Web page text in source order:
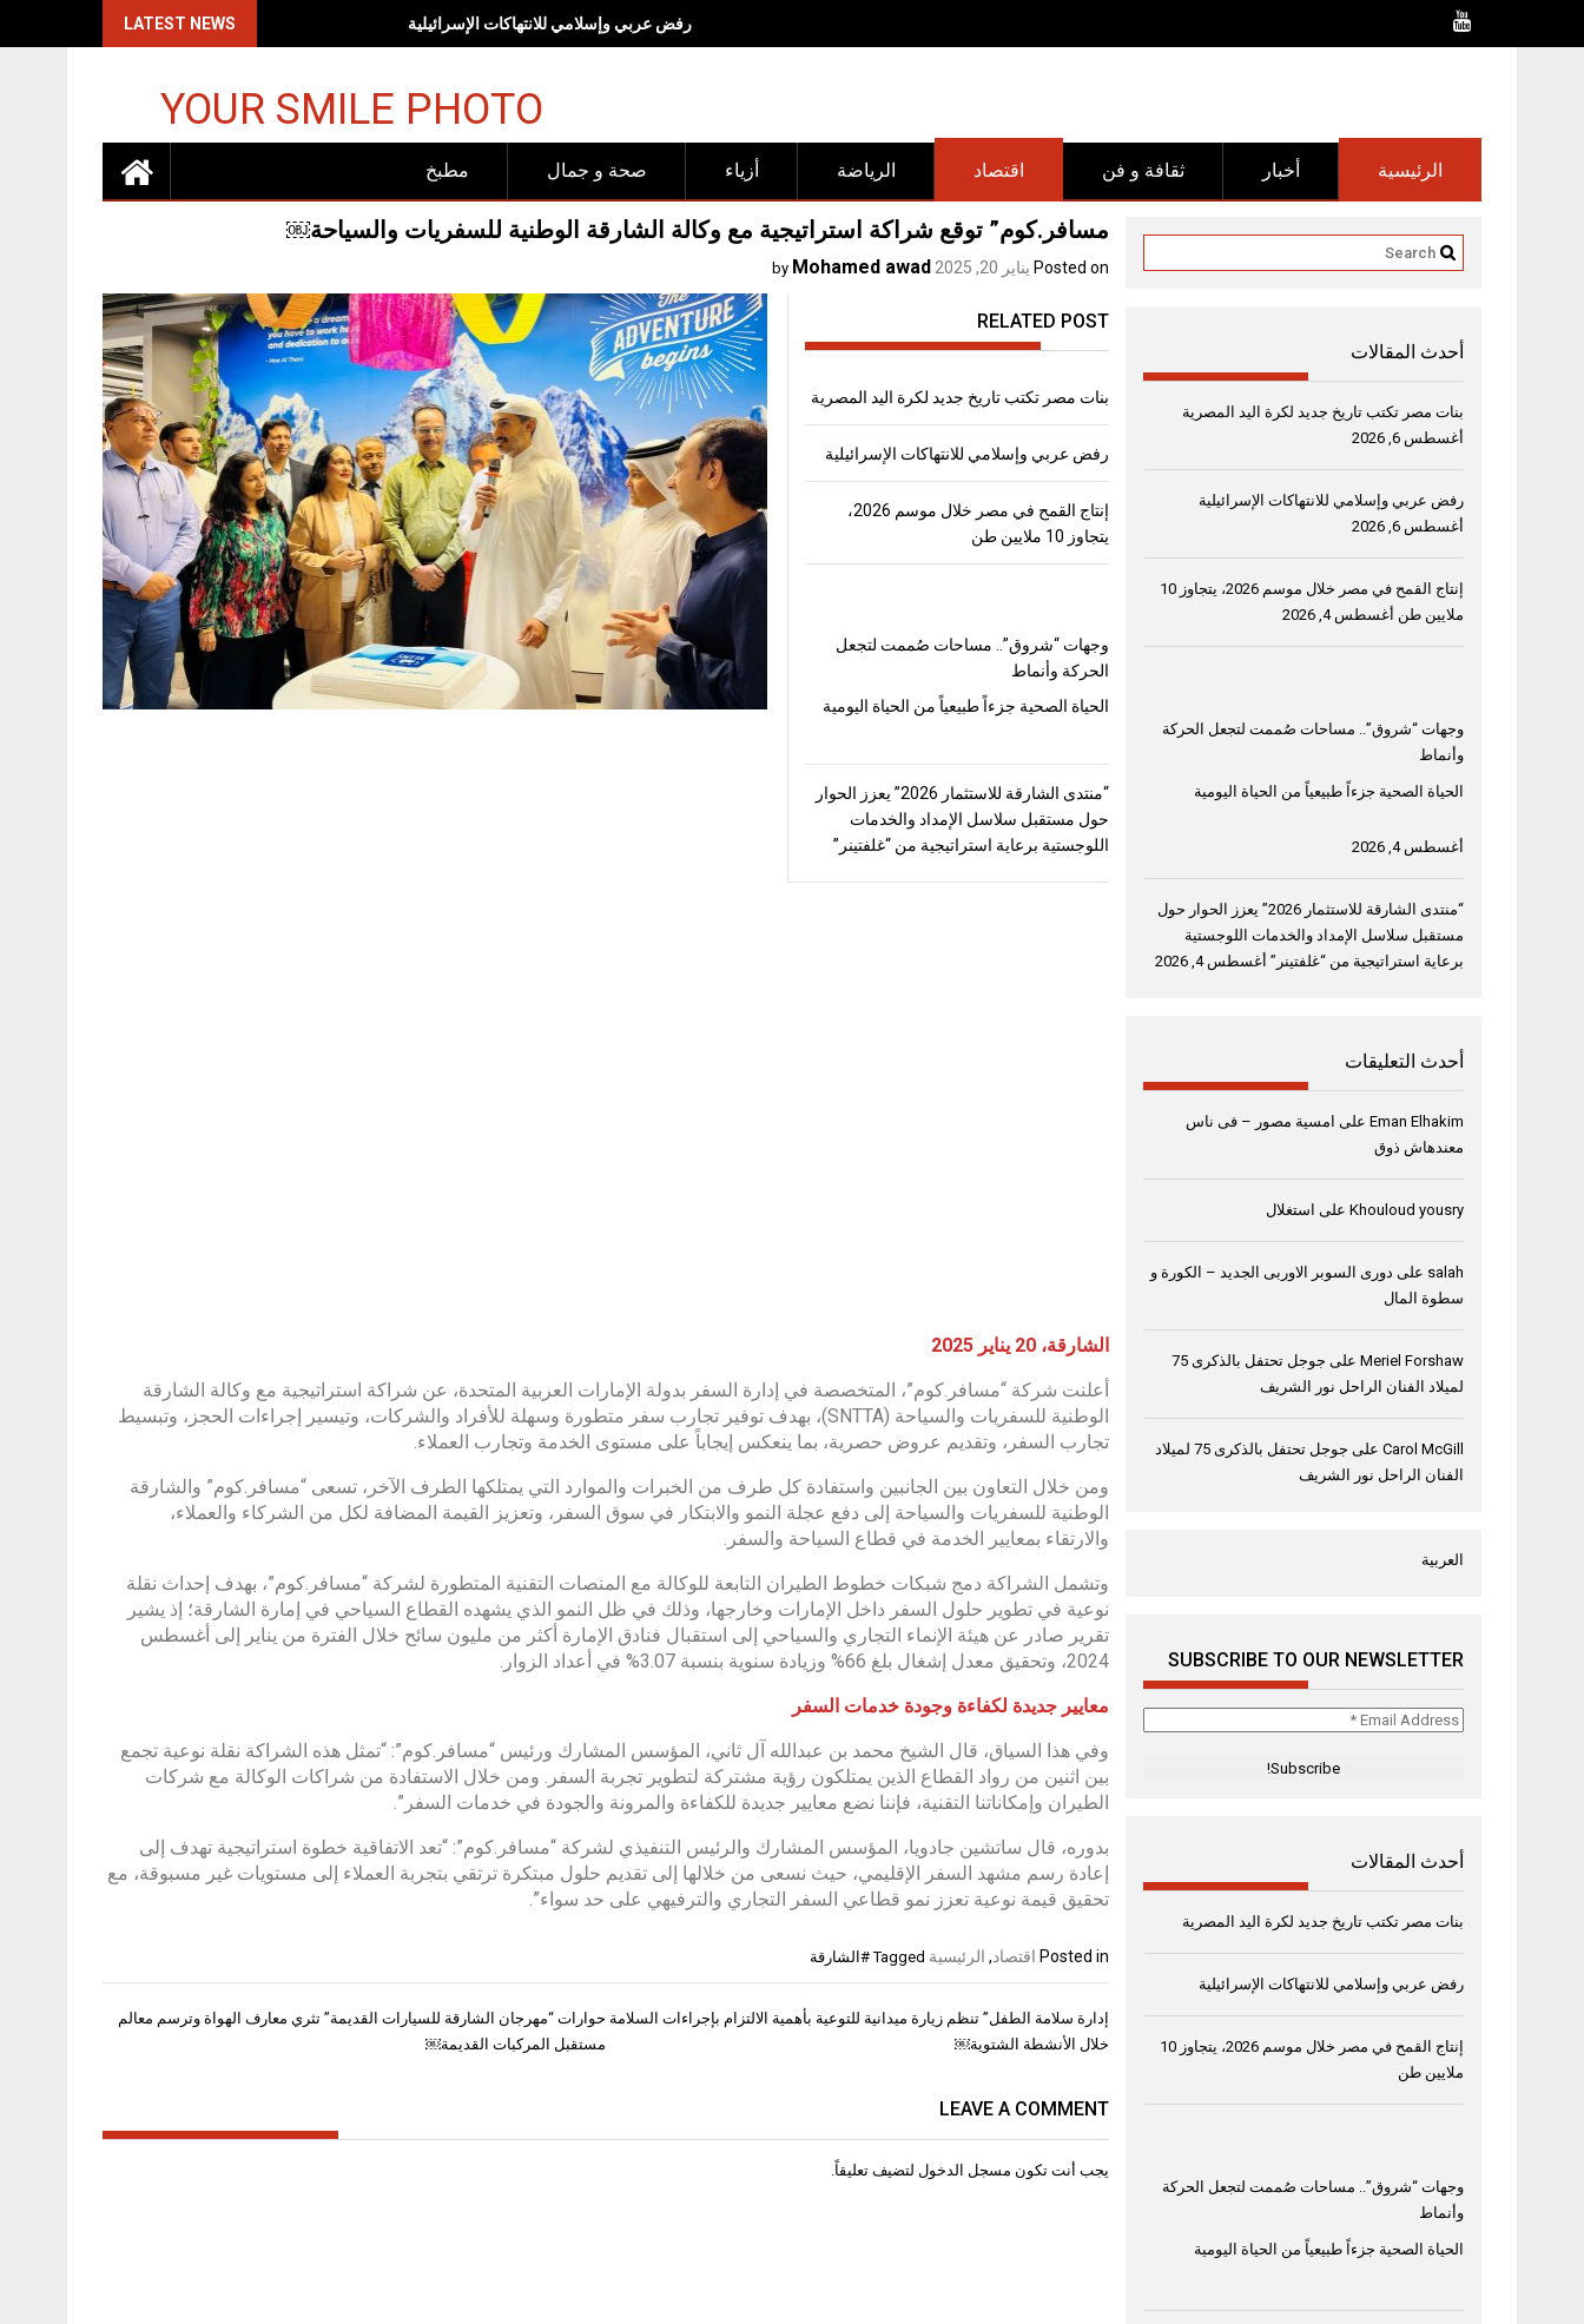
LATEST NEWS رفض عربي وإسلامي للانتهاكات الإسرائيلية
YOUR SMILE PHOTO
مطبخ صحة و جمال أزياء الرياضة اقتصاد ثقافة و فن أخبار الرئيسية
مسافر.كوم” توقع شراكة استراتيجية مع وكالة الشارقة الوطنية للسفريات والسياحة￼
Posted on يناير 20, 2025 by
Mohamed awad
RELATED POST
بنات مصر تكتب تاريخ جديد لكرة اليد المصرية
رفض عربي وإسلامي للانتهاكات الإسرائيلية
إنتاج القمح في مصر خلال موسم 2026،
يتجاوز 10 ملايين طن
وجهات “شروق”.. مساحات صُممت لتجعل
الحركة وأنماط
الحياة الصحية جزءاً طبيعياً من الحياة اليومية
“منتدى الشارقة للاستثمار 2026” يعزز الحوار
حول مستقبل سلاسل الإمداد والخدمات
اللوجستية برعاية استراتيجية من “غلفتينر”
الشارقة، 20 يناير 2025
أعلنت شركة “مسافر.كوم”، المتخصصة في إدارة السفر بدولة الإمارات العربية المتحدة، عن شراكة استراتيجية مع وكالة الشارقة
الوطنية للسفريات والسياحة (SNTTA)، بهدف توفير تجارب سفر متطورة وسهلة للأفراد والشركات، وتيسير إجراءات الحجز، وتبسيط
تجارب السفر، وتقديم عروض حصرية، بما ينعكس إيجاباً على مستوى الخدمة وتجارب العملاء.
ومن خلال التعاون بين الجانبين واستفادة كل طرف من الخبرات والموارد التي يمتلكها الطرف الآخر، تسعى “مسافر.كوم” والشارقة
الوطنية للسفريات والسياحة إلى دفع عجلة النمو والابتكار في سوق السفر، وتعزيز القيمة المضافة لكل من الشركاء والعملاء،
والارتقاء بمعايير الخدمة في قطاع السياحة والسفر.
وتشمل الشراكة دمج شبكات خطوط الطيران التابعة للوكالة مع المنصات التقنية المتطورة لشركة “مسافر.كوم”، بهدف إحداث نقلة
نوعية في تطوير حلول السفر داخل الإمارات وخارجها، وذلك في ظل النمو الذي يشهده القطاع السياحي في إمارة الشارقة؛ إذ يشير
تقرير صادر عن هيئة الإنماء التجاري والسياحي إلى استقبال فنادق الإمارة أكثر من مليون سائح خلال الفترة من يناير إلى أغسطس
2024، وتحقيق معدل إشغال بلغ 66% وزيادة سنوية بنسبة 3.07% في أعداد الزوار.
معايير جديدة لكفاءة وجودة خدمات السفر
وفي هذا السياق، قال الشيخ محمد بن عبدالله آل ثاني، المؤسس المشارك ورئيس “مسافر.كوم”: “تمثل هذه الشراكة نقلة نوعية تجمع
بين اثنين من رواد القطاع الذين يمتلكون رؤية مشتركة لتطوير تجربة السفر. ومن خلال الاستفادة من شراكات الوكالة مع شركات
الطيران وإمكاناتنا التقنية، فإننا نضع معايير جديدة للكفاءة والمرونة والجودة في خدمات السفر”.
بدوره، قال ساتشين جادويا، المؤسس المشارك والرئيس التنفيذي لشركة “مسافر.كوم”: “تعد الاتفاقية خطوة استراتيجية تهدف إلى
إعادة رسم مشهد السفر الإقليمي، حيث نسعى من خلالها إلى تقديم حلول مبتكرة ترتقي بتجربة العملاء إلى مستويات غير مسبوقة، مع
تحقيق قيمة نوعية تعزز نمو قطاعي السفر التجاري والترفيهي على حد سواء”.
Posted in اقتصاد, الرئيسية Tagged #الشارقة
تصفّح
المقالات
حوارات “مهرجان الشارقة للسيارات القديمة” تثري معارف الهواة وترسم معالم
مستقبل المركبات القديمة￼
إدارة سلامة الطفل” تنظم زيارة ميدانية للتوعية بأهمية الالتزام بإجراءات السلامة
خلال الأنشطة الشتوية￼
LEAVE A COMMENT
يجب أنت تكون مسجل الدخول لتضيف تعليقاً.
أحدث المقالات
بنات مصر تكتب تاريخ جديد لكرة اليد المصرية
أغسطس 6, 2026
رفض عربي وإسلامي للانتهاكات الإسرائيلية
أغسطس 6, 2026
إنتاج القمح في مصر خلال موسم 2026، يتجاوز 10
ملايين طن أغسطس 4, 2026
وجهات “شروق”.. مساحات صُممت لتجعل الحركة
وأنماط
الحياة الصحية جزءاً طبيعياً من الحياة اليومية
أغسطس 4, 2026
“منتدى الشارقة للاستثمار 2026” يعزز الحوار حول
مستقبل سلاسل الإمداد والخدمات اللوجستية
برعاية استراتيجية من “غلفتينر” أغسطس 4, 2026
أحدث التعليقات
Eman Elhakim على امسية مصور – فى ناس
معندهاش ذوق
Khouloud yousry على استغلال
salah على دورى السوبر الاوربى الجديد – الكورة و
سطوة المال
Meriel Forshaw على
جوجل تحتفل بالذكرى 75
لميلاد الفنان الراحل نور الشريف
Carol McGill على
جوجل تحتفل بالذكرى 75 لميلاد
الفنان الراحل نور الشريف
العربية
SUBSCRIBE TO OUR NEWSLETTER
Email
أحدث المقالات
بنات مصر تكتب تاريخ جديد لكرة اليد المصرية
رفض عربي وإسلامي للانتهاكات الإسرائيلية
إنتاج القمح في مصر خلال موسم 2026، يتجاوز 10
ملايين طن
وجهات “شروق”.. مساحات صُممت لتجعل الحركة
وأنماط
الحياة الصحية جزءاً طبيعياً من الحياة اليومية